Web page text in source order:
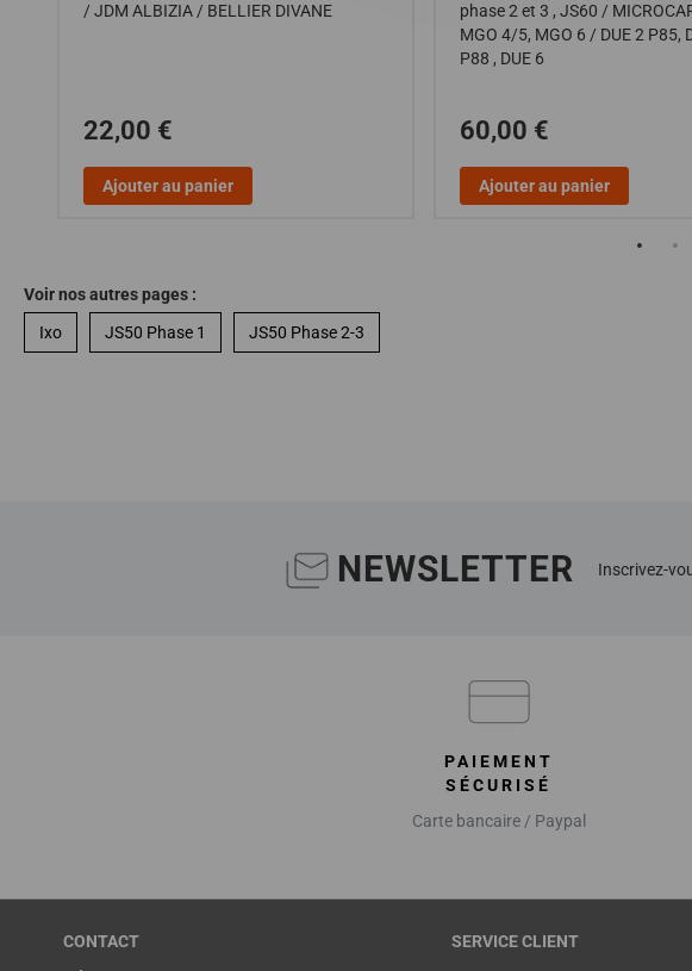
/ JDM ALBIZIA / BELLIER DIVANE
22,00 €
Ajouter au panier
phase 2 et 3 , JS60 /
MGO 4/5, MGO 6 / DUE 2 P85,
P88 , DUE 6
60,00 €
Ajouter au panier
Voir nos autres pages :
Ixo
JS50 Phase 1 JS50 Phase 2-3
NEWSLETTER Inscrivez-
PAIEMENT
SÉCURISÉ
Carte bancaire / Paypal
CONTACT
SERVICE CLIENT